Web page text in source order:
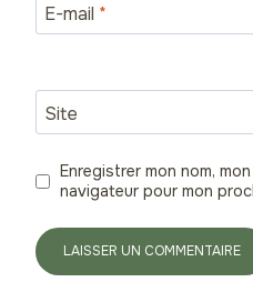
E-mail *
Site
Enregistrer mon nom,
navigateur pour mon